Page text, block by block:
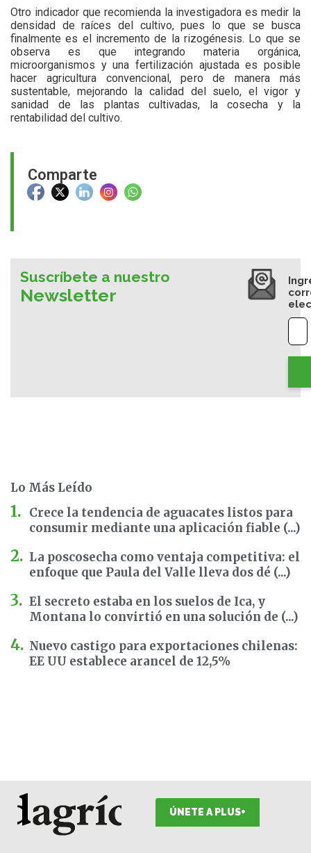
Comparte
Otro indicador que recomienda la investigadora es medir la
densidad de raíces del cultivo, pues lo que se busca
finalmente es el incremento de la rizogénesis. Lo que se
observa es que integrando materia orgánica,
microorganismos y una fertilización ajustada es posible
hacer agricultura convencional, pero de manera más
sustentable, mejorando la calidad del suelo, el vigor y
sanidad de las plantas cultivadas, la cosecha y la
rentabilidad del cultivo.
Suscríbete a nuestro
Newsletter
Lo Más Leído
Crece la tendencia de aguacates listos para
consumir mediante una aplicación fiable (...)
La poscosecha como ventaja competitiva: el
enfoque que Paula del Valle lleva dos dé (...)
El secreto estaba en los suelos de Ica, y
Montana lo convirtió en una solución de (...)
Nuevo castigo para exportaciones chilenas:
EE UU establece arancel de 12,5%
ÚNETE A PLUS+